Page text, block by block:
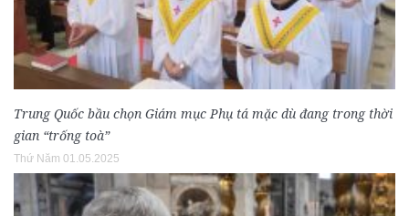
Trung Quốc bầu chọn Giám mục Phụ tá mặc dù đang trong thời
gian “trống toà”
Thứ Năm 01.05.2025